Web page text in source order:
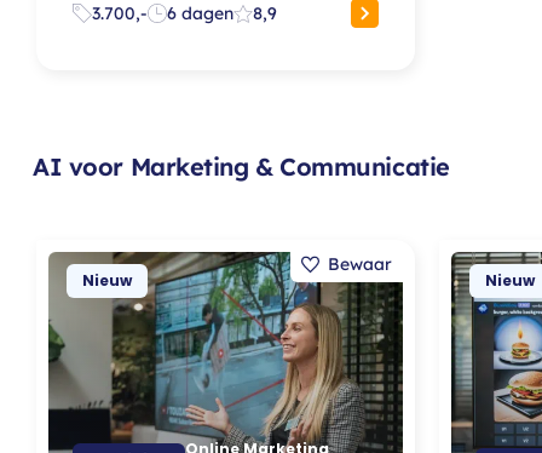
3.700,- 6 dagen 8,9
AI voor Marketing & Communicatie
Nieuw Nieuw